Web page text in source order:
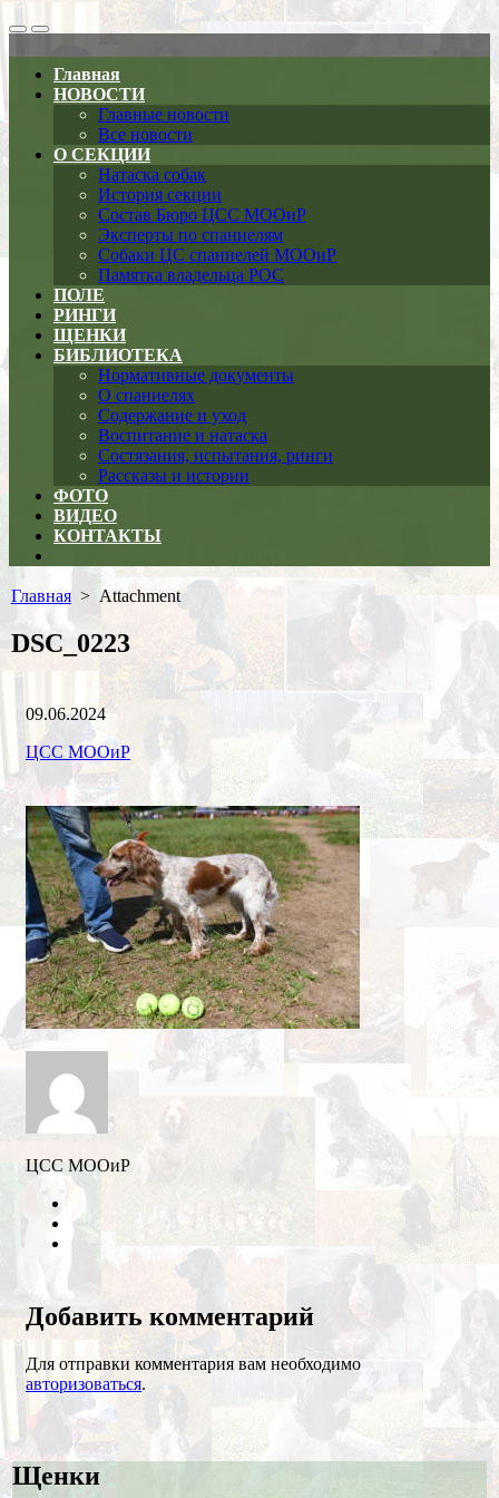
Search
Toggle
Меню
Главная
НОВОСТИ
Главные новости
Все новости
О СЕКЦИИ
Натаска собак
История секции
Состав Бюро ЦСС МООиР
Эксперты по спаниелям
Собаки ЦС спаниелей МООиР
Памятка владельца РОС
ПОЛЕ
РИНГИ
ЩЕНКИ
БИБЛИОТЕКА
Нормативные документы
О спаниелях
Содержание и уход
Воспитание и натаска
Состязания, испытания, ринги
Рассказы и истории
ФОТО
ВИДЕО
КОНТАКТЫ
menu
Главная> Attachment
DSC_0223
Дата
публикации
09.06.2024
Рубрики
Автор
ЦСС МООиР
ЦСС МООиР
Youtube
Добавить комментарий
Для отправки комментария вам необходимо
авторизоваться.
Щенки